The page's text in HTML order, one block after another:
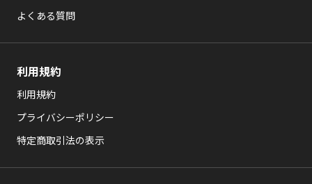
よくある質問
利用規約
利用規約
プライバシーポリシー
特定商取引法の表示